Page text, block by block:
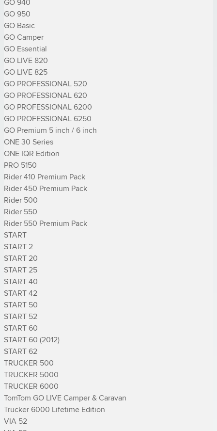
GO 950
GO Basic
GO Camper
GO Essential
GO LIVE 820
GO LIVE 825
GO PROFESSIONAL 520
GO PROFESSIONAL 620
GO PROFESSIONAL 6200
GO PROFESSIONAL 6250
GO Premium 5 inch / 6 inch
ONE 30 Series
ONE IQR Edition
PRO 5150
Rider 410 Premium Pack
Rider 450 Premium Pack
Rider 500
Rider 550
Rider 550 Premium Pack
START
START 2
START 20
START 25
START 40
START 42
START 50
START 52
START 60
START 60 (2012)
START 62
TRUCKER 500
TRUCKER 5000
TRUCKER 6000
TomTom GO LIVE Camper & Caravan
Trucker 6000 Lifetime Edition
VIA 52